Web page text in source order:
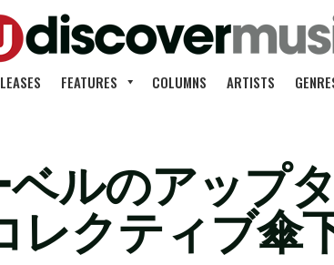
FEATURES COLUMNS ARTISTS
ルのアップ
レクティブ傘